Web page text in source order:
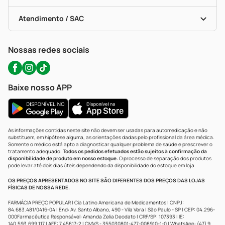
Bulas De A A Z
Políticas De Marketplace
Autoteste Covid-19
Portal Da Privacidade
Atendimento / SAC
Nossas redes sociais
Baixe nosso APP
As informações contidas neste site não devem ser usadas para automedicação e não
substituem, em hipótese alguma, as orientações dadas pelo profissional da área médica.
Somente o médico está apto a diagnosticar qualquer problema de saúde e prescrever o
tratamento adequado. Todos os pedidos efetuados estão sujeitos à confirmação da
disponibilidade de produto em nosso estoque.O processo de separação dos produtos
pode levar até dois dias úteis dependendo da disponibilidade do estoque em loja.
OS PREÇOS APRESENTADOS NO SITE SÃO DIFERENTES DOS PREÇOS DAS LOJAS
FÍSICAS DE NOSSA REDE.
FARMÁCIA PREÇO POPULAR | Cia Latino Americana de Medicamentos | CNPJ:
84.683.481/0416-04 | End: Av. Santo Albano, 490 - Vila Vera | São Paulo - SP | CEP: 04.296-
000Farmacêutica Responsável: Amanda Zelia Deodato | CRF/SP: 107393 | IE:
140.593.699.117 | AFE: 7.45817-2 | CMVS - 355030801-477-008910-1-0 | WhatsApp: (47) 9